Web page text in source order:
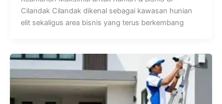
Cilandak Cilandak dikenal sebagai kawasan hunian
elit sekaligus area bisnis yang terus berkembang